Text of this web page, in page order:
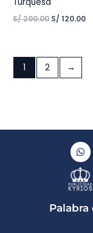
S/200.00 S/ 120.00
1 2 →
W
h
a
t
s
a
p